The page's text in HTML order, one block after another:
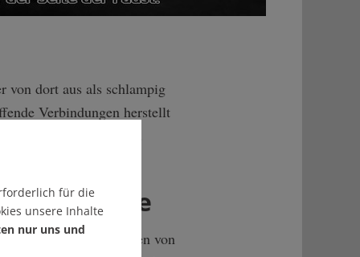
von dort aus als schlampig
Verbindungen herstellt
zu Tage
also solchen von
für die
unsere Inhalte
nur uns und